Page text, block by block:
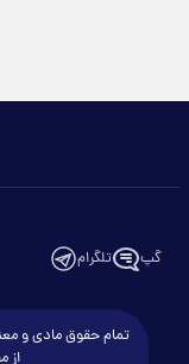
گپ تلگرام
تمام حقوق مادی و
از